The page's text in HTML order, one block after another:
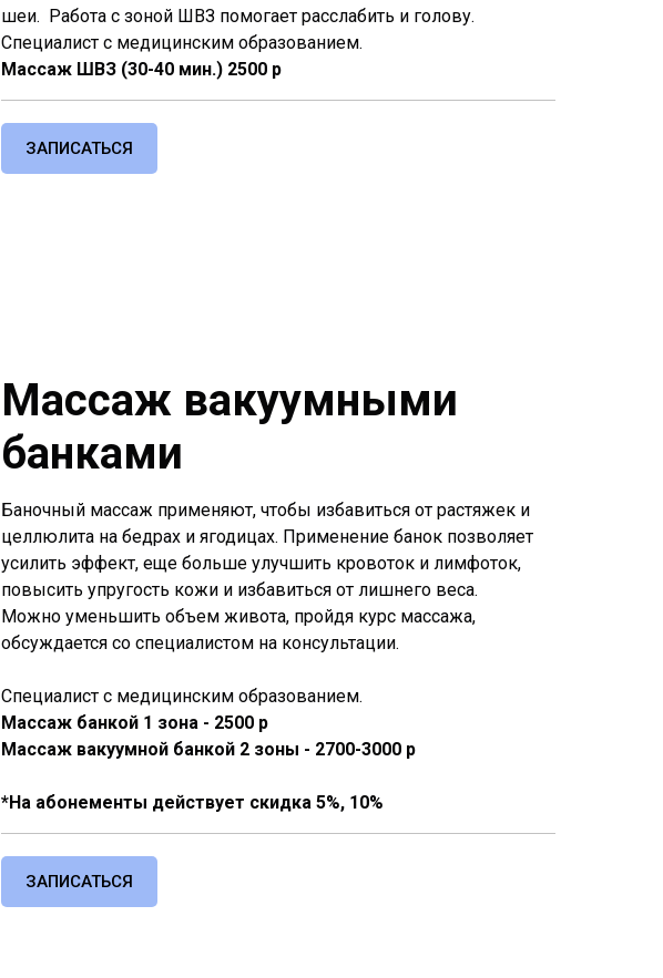
шеи. Работа с зоной ШВЗ помогает расслабить и голову.
Специалист с медицинским образованием.
Массаж ШВЗ (30-40 мин.) 2500 р
ЗАПИСАТЬСЯ
Массаж вакуумными
банками
Баночный массаж применяют, чтобы избавиться от растяжек и
целлюлита на бедрах и ягодицах. Применение банок позволяет
усилить эффект, еще больше улучшить кровоток и лимфоток,
повысить упругость кожи и избавиться от лишнего веса.
Можно уменьшить объем живота, пройдя курс массажа,
обсуждается со специалистом на консультации.
Специалист с медицинским образованием.
Массаж банкой 1 зона - 2500 р
Массаж вакуумной банкой 2 зоны - 2700-3000 р
*На абонементы действует скидка 5%, 10%
ЗАПИСАТЬСЯ